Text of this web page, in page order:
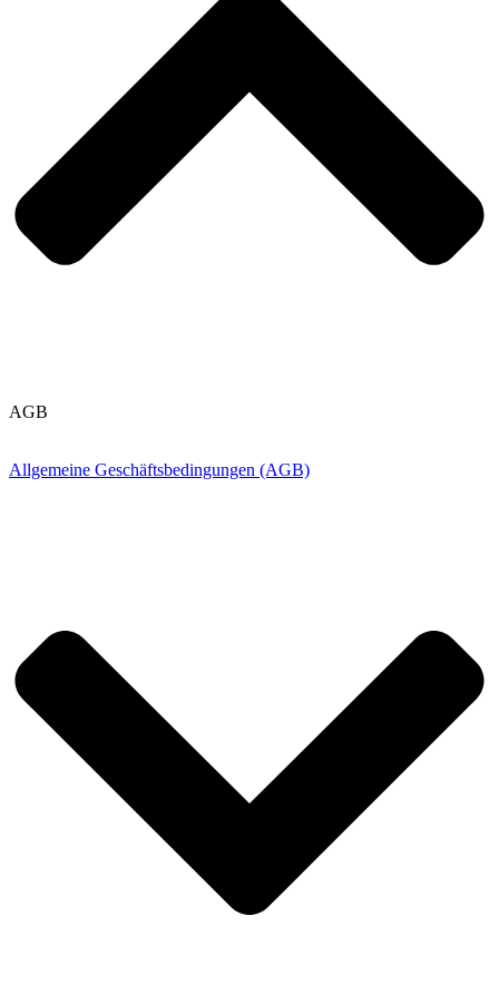
AGB
Allgemeine Geschäftsbedingungen (AGB)